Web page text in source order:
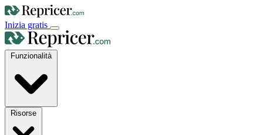
Inizia gratis
Funzionalità